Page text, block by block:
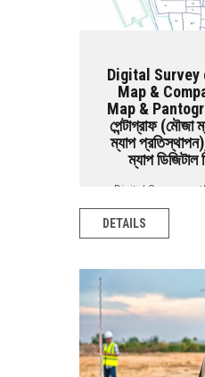
Digital Survey
Map &
Map &
পেন্টাগ্রাফ (মৌজা
ম্যাপ
ম্যাপ ডিজিটাল
Digital Survey on
Comparing Mouza
DETAILS